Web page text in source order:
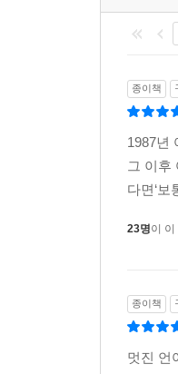
종이책
1987년
그 이후
다면‘
23명이
종이책
멋진 언